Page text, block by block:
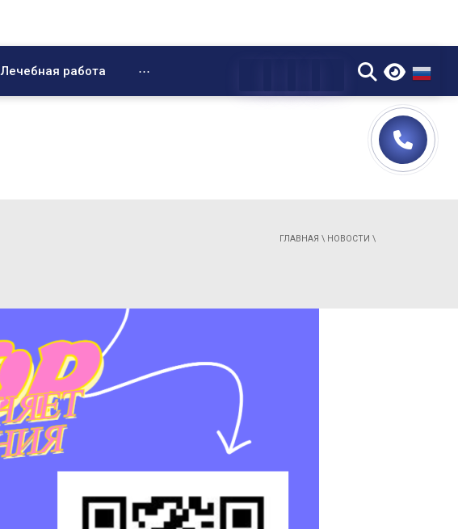
Лечебная работа ⋯ ▼
ГЛАВНАЯ \ НОВОСТИ \